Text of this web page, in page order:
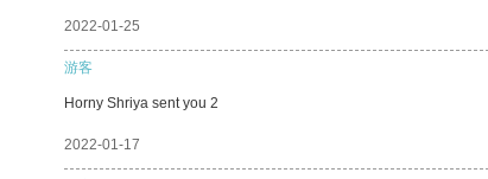
2022-01-25
游客
Horny Shriya sent you 2
2022-01-17